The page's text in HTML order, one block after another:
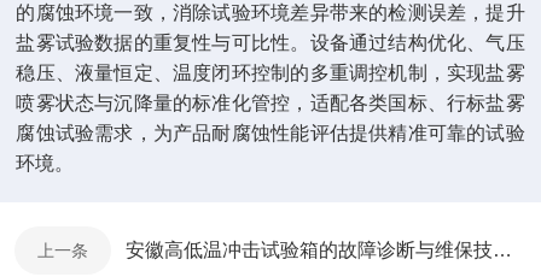
的腐蚀环境一致，消除试验环境差异带来的检测误差，提升
盐雾试验数据的重复性与可比性。设备通过结构优化、气压
稳压、液量恒定、温度闭环控制的多重调控机制，实现盐雾
喷雾状态与沉降量的标准化管控，适配各类国标、行标盐雾
腐蚀试验需求，为产品耐腐蚀性能评估提供精准可靠的试验
环境。
上一条 安徽高低温冲击试验箱的故障诊断与维保技术规范说明